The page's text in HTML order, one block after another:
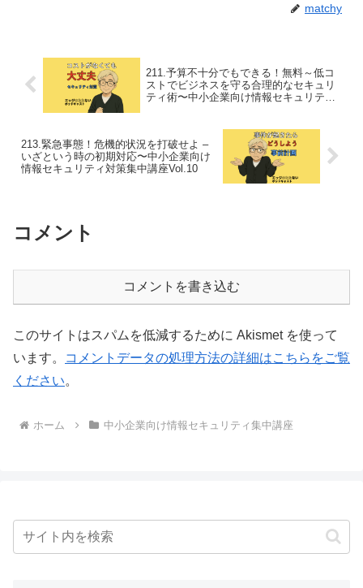
matchy
211.予算不十分でもできる！無料～低コ
ストでビジネスを守る合理的なセキュリ
ティ術〜中小企業向け情報セキュリティ
213.緊急事態！危機的状況を打破せよ –
いざという時の初期対応〜中小企業向け
情報セキュリティ対策集中講座Vol.10
コメント
コメントを書き込む
このサイトはスパムを低減するために Akismet を使って
います。
コメントデータの処理方法の詳細はこちらをご覧
ください。
ホーム 中小企業向け情報セキュリティ集中講座